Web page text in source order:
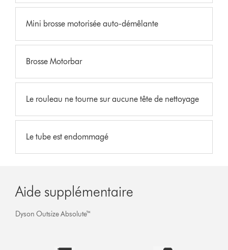
Mini brosse motorisée auto-démêlante
Brosse Motorbar
Le rouleau ne tourne sur aucune tête de nettoyage
Le tube est endommagé
Aide supplémentaire
Dyson Outsize Absolute™